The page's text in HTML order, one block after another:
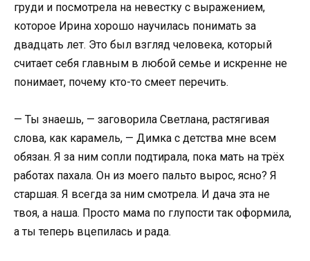
груди и посмотрела на невестку с выражением,
которое Ирина хорошо научилась понимать за
двадцать лет. Это был взгляд человека, который
считает себя главным в любой семье и искренне не
понимает, почему кто-то смеет перечить.
— Ты знаешь, — заговорила Светлана, растягивая
слова, как карамель, — Димка с детства мне всем
обязан. Я за ним сопли подтирала, пока мать на трёх
работах пахала. Он из моего пальто вырос, ясно? Я
старшая. Я всегда за ним смотрела. И дача эта не
твоя, а наша. Просто мама по глупости так оформила,
а ты теперь вцепилась и рада.